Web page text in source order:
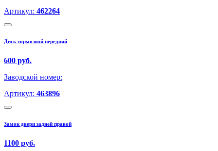
Артикул: 462264
Диск тормозной передний
600 руб.
Заводской номер:
Артикул: 463896
Замок двери задней правой
1100 руб.